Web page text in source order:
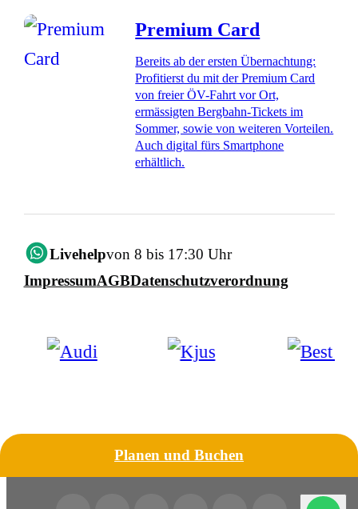
Premium Card
Bereits ab der ersten Übernachtung:
Profitierst du mit der Premium Card
von freier ÖV-Fahrt vor Ort,
ermässigten Bergbahn-Tickets im
Sommer, sowie von weiteren Vorteilen.
Auch digital fürs Smartphone
erhältlich.
Livehelpvon 8 bis 17:30 Uhr
ImpressumAGBDatenschutzverordnung
Planen und Buchen